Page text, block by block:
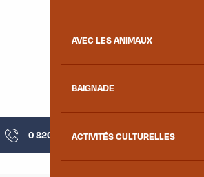
AVEC LES ANIMAUX
BAIGNADE
ACTIVITÉS CULTURELLES
0 820 80 00▒▒